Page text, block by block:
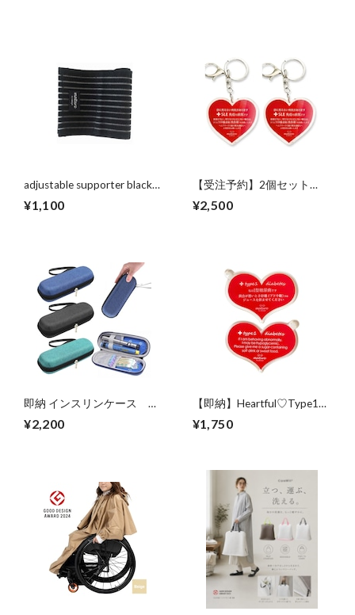
adjustable supporter black
ー］
¥1,100
【受注予約】2個セット
ない病気・難病のためのヘ
¥2,500
即納 インスリンケース
¥2,200
【即納】Heartful♡Type1
面）
¥1,750